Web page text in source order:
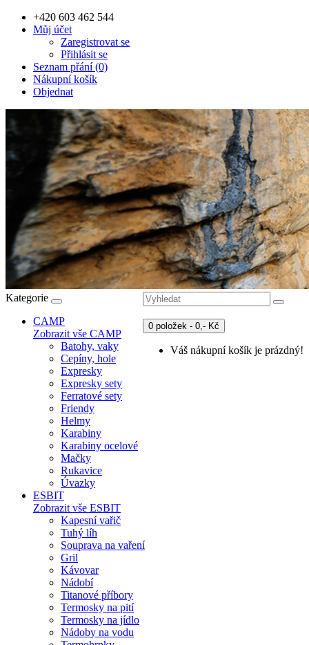
+420 603 462 544
Můj účet
Zaregistrovat se
Přihlásit se
Seznam přání (0)
Nákupní košík
Objednat
0 položek - 0,- Kč
Váš nákupní košík je prázdný!
Kategorie
CAMP
Zobrazit vše CAMP
Batohy, vaky
Cepíny, hole
Expresky
Expresky sety
Ferratové sety
Friendy
Helmy
Karabiny
Karabiny ocelové
Mačky
Rukavice
Úvazky
ESBIT
Zobrazit vše ESBIT
Kapesní vařič
Tuhý líh
Souprava na vaření
Gril
Kávovar
Nádobí
Titanové příbory
Termosky na pití
Termosky na jídlo
Nádoby na vodu